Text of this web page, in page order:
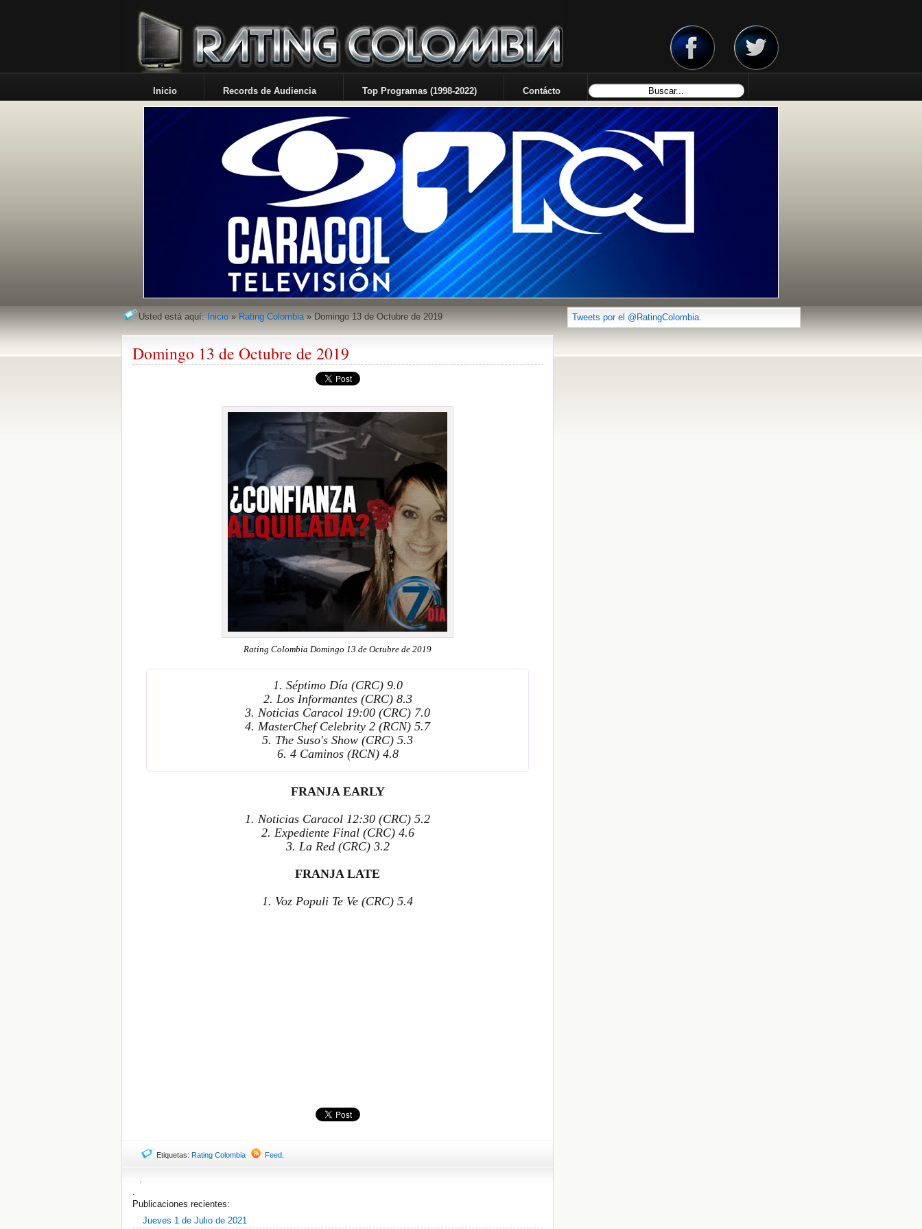
Inicio Records de Audiencia Top Programas (1998-2022) Contácto
Usted está aquí: Inicio » Rating Colombia» Domingo 13 de Octubre de 2019
Domingo 13 de Octubre de 2019
Rating Colombia Domingo 13 de Octubre de 2019
1. Séptimo Día (CRC) 9.0
2. Los Informantes (CRC) 8.3
3. Noticias Caracol 19:00 (CRC) 7.0
4. MasterChef Celebrity 2 (RCN) 5.7
5. The Suso's Show (CRC) 5.3
6. 4 Caminos (RCN) 4.8
FRANJA EARLY
1. Noticias Caracol 12:30 (CRC) 5.2
2. Expediente Final (CRC) 4.6
3. La Red (CRC) 3.2
FRANJA LATE
1. Voz Populi Te Ve (CRC) 5.4
Etiquetas: Rating Colombia Feed
.
.
Publicaciones recientes:
Jueves 1 de Julio de 2021
Tweets por el @RatingColombia.